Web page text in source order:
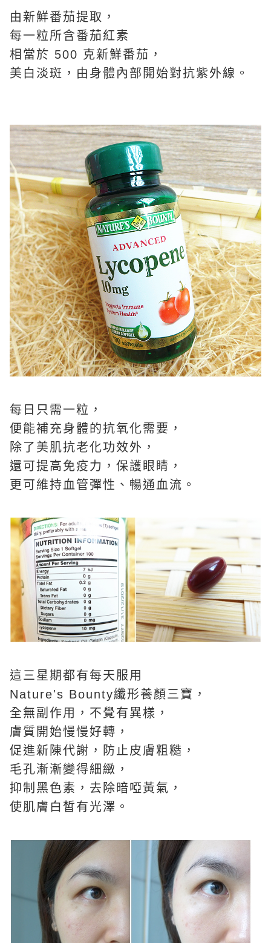
由新鮮番茄提取，
每一粒所含番茄紅素
相當於 500 克新鮮番茄，
美白淡斑，由身體內部開始對抗紫外線。
每日只需一粒，
便能補充身體的抗氧化需要，
除了美肌抗老化功效外，
還可提高免疫力，保護眼睛，
更可維持血管彈性、暢通血流。
這三星期都有每天服用
Nature's Bounty纖形養顏三寶，
全無副作用，不覺有異樣，
膚質開始慢慢好轉，
促進新陳代謝，防止皮膚粗糙，
毛孔漸漸變得細緻，
抑制黑色素，去除暗啞黃氣，
使肌膚白皙有光澤。